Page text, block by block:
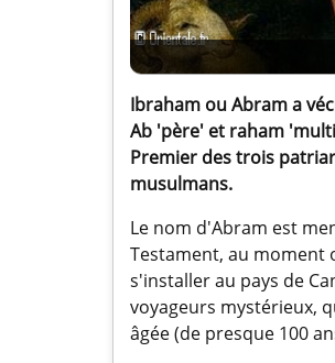
Ibraham ou Abram a
Ab 'père' et raham
Premier des trois
musulmans.
Le nom d'Abram est
Testament, au moment
s'installer au pays de
voyageurs mystérieux,
âgée (de presque 100